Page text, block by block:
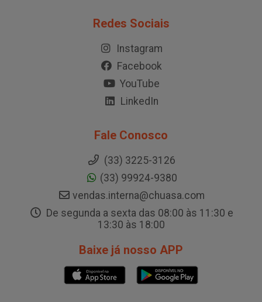
Redes Sociais
Instagram
Facebook
YouTube
LinkedIn
Fale Conosco
(33) 3225-3126
(33) 99924-9380
vendas.interna@chuasa.com
De segunda a sexta das 08:00 às 11:30 e
13:30 às 18:00
Baixe já nosso APP